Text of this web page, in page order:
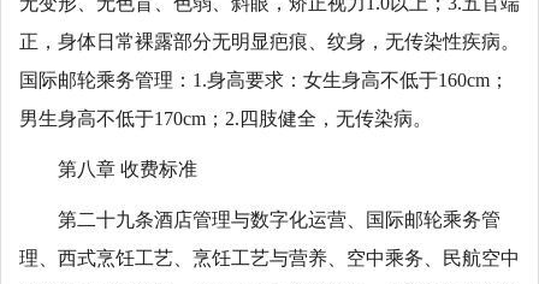
正，身体日常裸露部分无明显疤痕、纹身，无传染性疾病。
国际邮轮乘务管理：1.身高要求：女生身高不低于160cm；
男生身高不低于170cm；2.四肢健全，无传染病。
第八章 收费标准
第二十九条酒店管理与数字化运营、国际邮轮乘务管
理、西式烹饪工艺、烹饪工艺与营养、空中乘务、民航空中